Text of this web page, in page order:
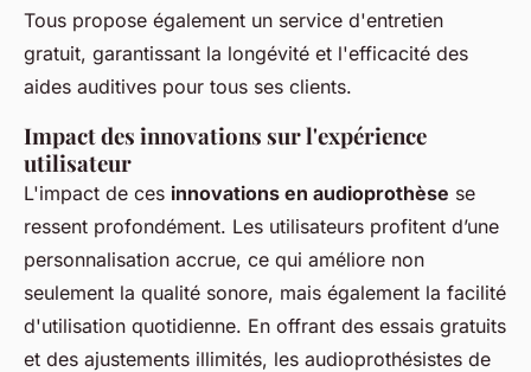
Tous propose également un service d'entretien
gratuit, garantissant la longévité et l'efficacité des
aides auditives pour tous ses clients.
Impact des innovations sur l'expérience
utilisateur
L'impact de ces innovations en audioprothèse se
ressent profondément. Les utilisateurs profitent d’une
personnalisation accrue, ce qui améliore non
seulement la qualité sonore, mais également la facilité
d'utilisation quotidienne. En offrant des essais gratuits
et des ajustements illimités, les audioprothésistes de